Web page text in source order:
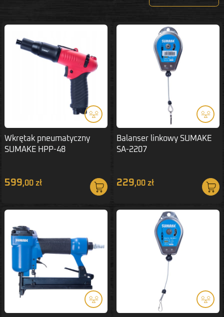
Wkrętak pneumatyczny
SUMAKE HPP-48
599,00 zł
Balanser linkowy SUMAKE
SA-2207
229,00 zł